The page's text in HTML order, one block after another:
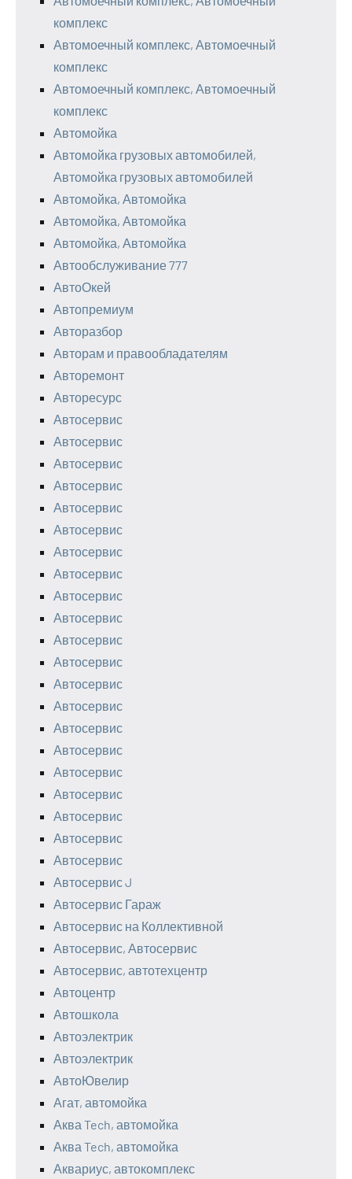
комплекс
Автомоечный комплекс, Автомоечный
комплекс
Автомоечный комплекс, Автомоечный
комплекс
Автомойка
Автомойка грузовых автомобилей,
Автомойка грузовых автомобилей
Автомойка, Автомойка
Автомойка, Автомойка
Автомойка, Автомойка
Автообслуживание 777
АвтоОкей
Автопремиум
Авторазбор
Авторам и правообладателям
Авторемонт
Авторесурс
Автосервис
Автосервис
Автосервис
Автосервис
Автосервис
Автосервис
Автосервис
Автосервис
Автосервис
Автосервис
Автосервис
Автосервис
Автосервис
Автосервис
Автосервис
Автосервис
Автосервис
Автосервис
Автосервис
Автосервис
Автосервис
Автосервис J
Автосервис Гараж
Автосервис на Коллективной
Автосервис, Автосервис
Автосервис, автотехцентр
Автоцентр
Автошкола
Автоэлектрик
Автоэлектрик
АвтоЮвелир
Агат, автомойка
Аква Tech, автомойка
Аква Tech, автомойка
Аквариус, автокомплекс